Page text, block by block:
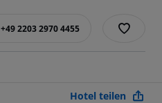
+49 2203 2970 4455
Hotel teilen